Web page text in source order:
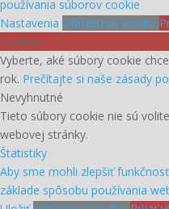
používania súborov cookie
Nastavenia Odmietnuť všetko
Cookies
Vyberte, aké súbory cookie
rok. Prečítajte si naše zásady
Nevyhnutné
Tieto súbory cookie nie sú
webovej stránky.
Štatistiky
Aby sme mohli zlepšiť
základe spôsobu používania